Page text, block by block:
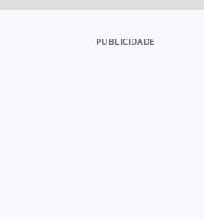
PUBLICIDADE